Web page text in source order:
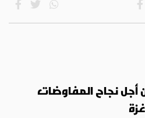
أجل نجاح المفاوضات